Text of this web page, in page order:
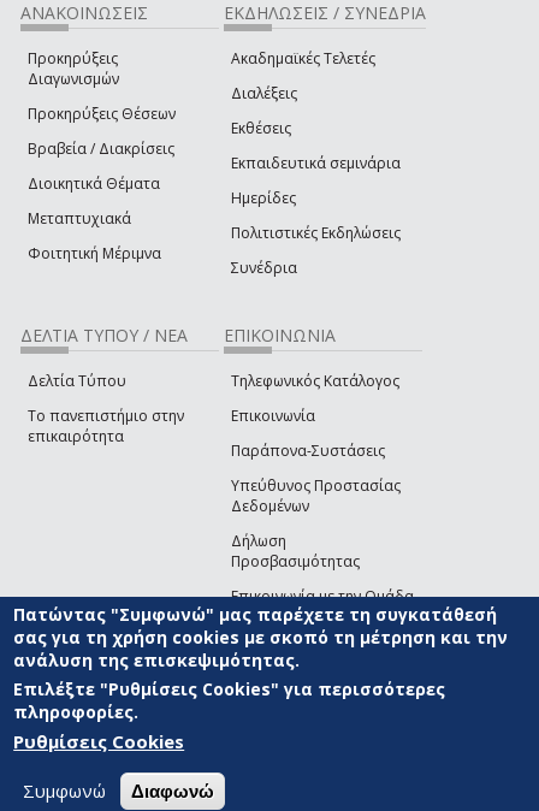
ΑΝΑΚΟΙΝΩΣΕΙΣ
Προκηρύξεις
Διαγωνισμών
Προκηρύξεις Θέσεων
Βραβεία / Διακρίσεις
Διοικητικά Θέματα
Μεταπτυχιακά
Φοιτητική Μέριμνα
ΕΚΔΗΛΩΣΕΙΣ / ΣΥΝΕΔΡΙΑ
Ακαδημαϊκές Τελετές
Διαλέξεις
Εκθέσεις
Εκπαιδευτικά σεμινάρια
Ημερίδες
Πολιτιστικές Εκδηλώσεις
Συνέδρια
ΔΕΛΤΙΑ ΤΥΠΟΥ / ΝΕΑ
Δελτία Τύπου
Το πανεπιστήμιο στην
επικαιρότητα
ΕΠΙΚΟΙΝΩΝΙΑ
Τηλεφωνικός Κατάλογος
Επικοινωνία
Παράπονα-Συστάσεις
Υπεύθυνος Προστασίας
Δεδομένων
Δήλωση
Προσβασιμότητας
Επικοινωνία με την Ομάδα
Ανάπτυξης του site(link sends e-mail)
© ΠΑΝΕΠΙΣΤΗΜΙΟ ΑΙΓΑΙΟΥ ΟΡΟΙ ΧΡΗΣΗΣ
ΑΝΑΠΤΥΞΗΣ
Πατώντας "Συμφωνώ" μας παρέχετε τη συγκατάθεσή
σας για τη χρήση cookies με σκοπό τη μέτρηση και την
ανάλυση της επισκεψιμότητας.
Επιλέξτε "Ρυθμίσεις Cookies" για περισσότερες
πληροφορίες.
Ρυθμίσεις Cookies
Συμφωνώ Διαφωνώ